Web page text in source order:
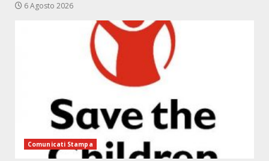
6 Agosto 2026
Comunicati Stampa